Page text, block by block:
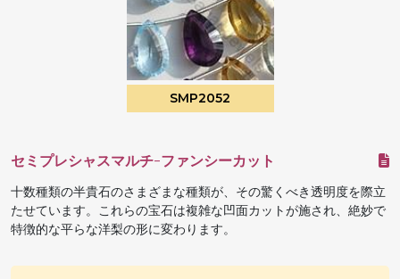
SMP2052
セミプレシャスマルチ-ファンシーカット
十数種類の半貴石のさまざまな種類が、その驚くべき透明度を際立
たせています。これらの宝石は複雑な凹面カットが施され、絶妙で
特徴的な平らな洋梨の形に変わります。